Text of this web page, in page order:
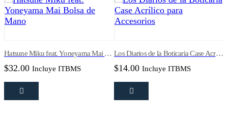
Hatsune Miku feat. Yoneyama Mai Bolsa de Mano
$32.00 Incluye ITBMS
Los Diarios de la Boticaria Case Acrílico para Accesorios
$14.00 Incluye ITBMS